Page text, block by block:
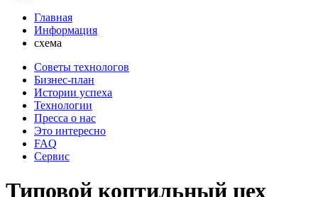
Главная
Информация
схема
Советы технологов
Бизнес-план
Истории успеха
Технологии
Пресса о нас
Это интересно
FAQ
Сервис
Типовой коптильный цех